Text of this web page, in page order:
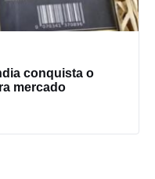
conquista o
mercado